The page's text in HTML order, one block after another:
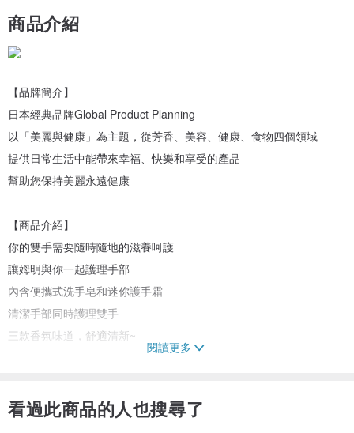
商品介紹
【品牌簡介】
日本經典品牌Global Product Planning
以「美麗與健康」為主題，從芳香、美容、健康、食物四個領域
提供日常生活中能帶來幸福、快樂和享受的產品
幫助您保持美麗永遠健康
【商品介紹】
你的雙手需要隨時隨地的滋養呵護
讓姆明與你一起護理手部
內含便攜式洗手皂和迷你護手霜
清潔手部同時護理雙手
三款香氛味道，舒適清新~
【香氛】野玫瑰花園、海洋樂章、柑橘果醬
閱讀更多
看過此商品的人也搜尋了